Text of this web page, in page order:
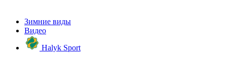
Зимние виды
Видео
Halyk Sport